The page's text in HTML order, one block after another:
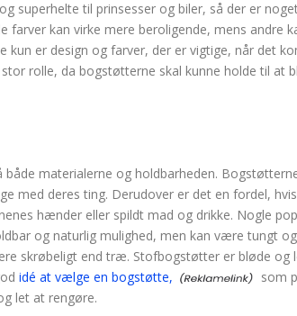
superhelte til prinsesser og biler, så der er
farver kan virke mere beroligende, mens andre
er design og farver, der er vigtige, når det
rolle, da bogstøtterne skal kunne holde til at
materialerne og holdbarheden.
med deres ting. Derudover er det en fordel,
hænder eller spildt mad og drikke. Nogle
og naturlig mulighed, men kan være tungt
skrøbeligt end træ. Stofbogstøtter er bløde og
idé at vælge en bogstøtte,
som
let at rengøre.